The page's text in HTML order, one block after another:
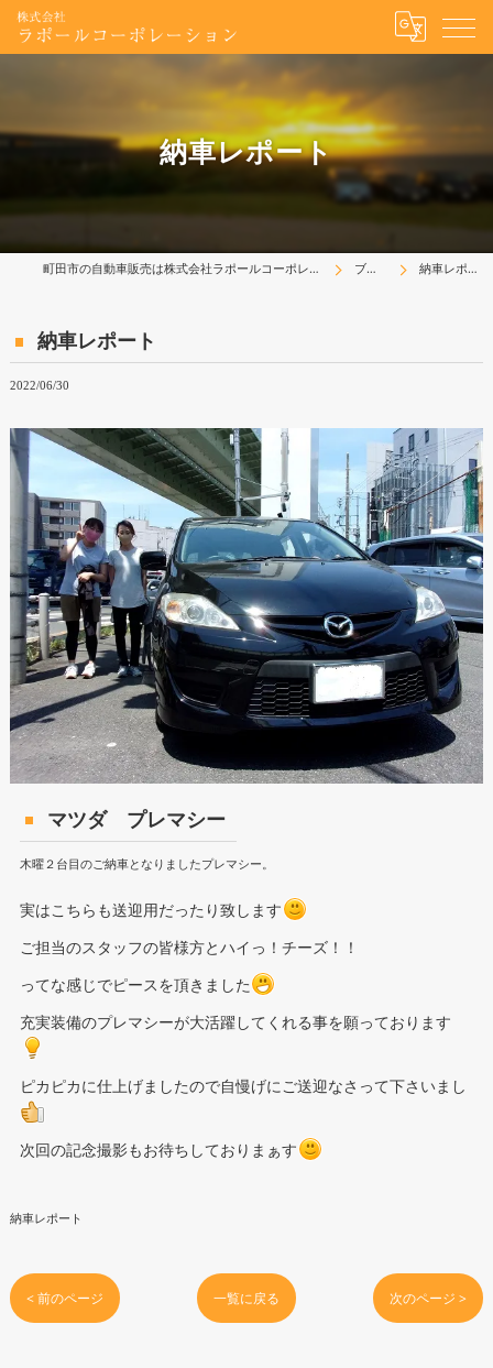
納車レポート
町田市の自動車販売は株式会社ラポールコーポレーション ブログ 納車レポート
納車レポート
2022/06/30
マツダ プレマシー
木曜２台目のご納車となりましたプレマシー。
実はこちらも送迎用だったり致します
ご担当のスタッフの皆様方とハイっ！チーズ！！
ってな感じでピースを頂きました
充実装備のプレマシーが大活躍してくれる事を願っております
ピカピカに仕上げましたので自慢げにご送迎なさって下さいまし
次回の記念撮影もお待ちしておりまぁす
納車レポート
< 前のページ 一覧に戻る 次のページ >